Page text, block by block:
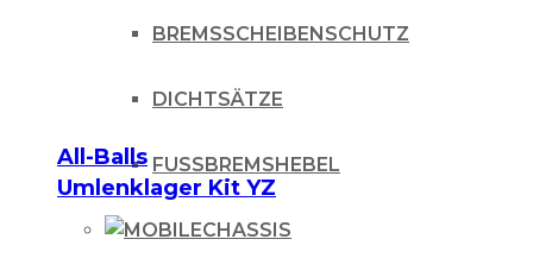
BREMSSCHEIBENSCHUTZ
DICHTSÄTZE
FUSSBREMSHEBEL
CHASSIS
All-Balls
Umlenklager Kit YZ
125 06-, YZ 250 06-